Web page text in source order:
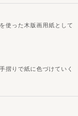
摺りで紙に色づけていく
使った木版画用紙として